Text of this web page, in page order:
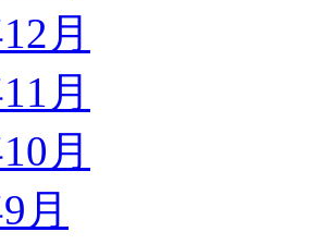
月
月
月
月